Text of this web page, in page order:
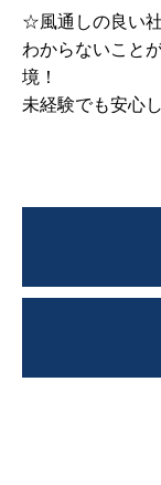
☆風通しの良い
わからないこと
境！
未経験でも安心